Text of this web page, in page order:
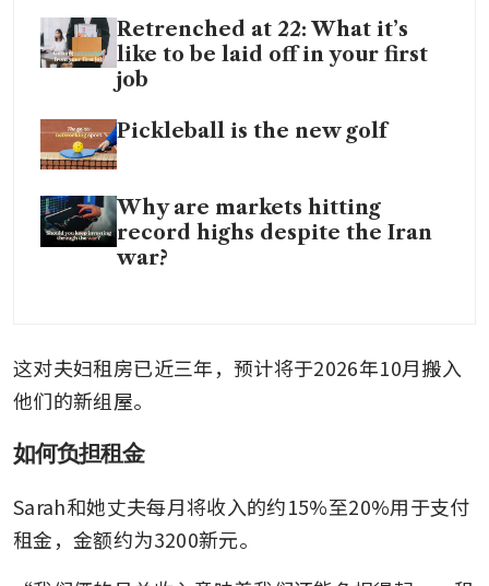
Retrenched at 22: What it’s
like to be laid off in your first
job
Pickleball is the new golf
Why are markets hitting
record highs despite the Iran
war?
这对夫妇租房已近三年，预计将于2026年10月搬入
他们的新组屋。
如何负担租金
Sarah和她丈夫每月将收入的约15%至20%用于支付
租金，金额约为3200新元。